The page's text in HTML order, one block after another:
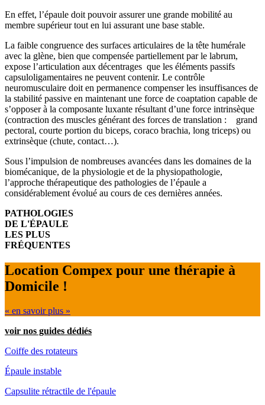
En effet, l’épaule doit pouvoir assurer une grande mobilité au
membre supérieur tout en lui assurant une base stable.
La faible congruence des surfaces articulaires de la tête humérale
avec la glène, bien que compensée partiellement par le labrum,
expose l’articulation aux décentrages que les éléments passifs
capsuloligamentaires ne peuvent contenir. Le contrôle
neuromusculaire doit en permanence compenser les insuffisances de
la stabilité passive en maintenant une force de coaptation capable de
s’opposer à la composante luxante résultant d’une force intrinsèque
(contraction des muscles générant des forces de translation : grand
pectoral, courte portion du biceps, coraco brachia, long triceps) ou
extrinsèque (chute, contact…).
Sous l’impulsion de nombreuses avancées dans les domaines de la
biomécanique, de la physiologie et de la physiopathologie,
l’approche thérapeutique des pathologies de l’épaule a
considérablement évolué au cours de ces dernières années.
PATHOLOGIES
DE L'ÉPAULE
LES PLUS
FRÉQUENTES
Location Compex pour une thérapie à
Domicile !
« en savoir plus »
voir nos guides dédiés
Coiffe des rotateurs
Épaule instable
Capsulite rétractile de l'épaule